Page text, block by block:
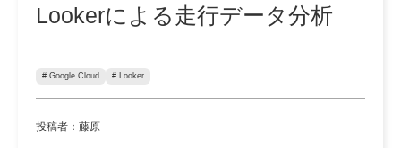
Lookerによる走行データ分析
# Google Cloud # Looker
投稿者：藤原